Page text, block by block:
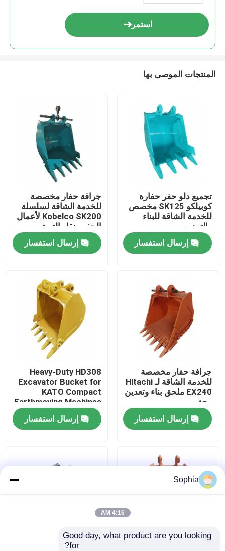
المنتجات
فيديوهات
جولة في المصنع
مراقبة الجودة
أخبار
استمر
المنتجات الموصى بها
تجميع دلو حفر حفارة
كوبيلكو SK125 مخصص
للخدمة الشاقة للبناء
والتعدين
إرسال استفسار
جرافة حفار مخصصة
للخدمة الشاقة لسلسلة
Kobelco SK200 لأعمال
الحفر ونقل التربة
إرسال استفسار
جرافة حفار مخصصة
للخدمة الشاقة لـ Hitachi
EX240 ملحق بناء وتعدين
وحفر
إرسال استفسار
Heavy-Duty HD308
Excavator Bucket for
KATO Compact
Earthmoving Machines
- Digging and
Trenching Attachment
إرسال استفسار
حل الحفر والتدريج
Sophia
4:16 AM
Good day, what product are you looking
for?